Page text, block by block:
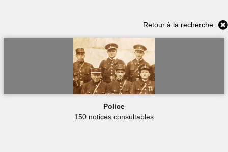
Retour à la recherche
Police
150 notices consultables